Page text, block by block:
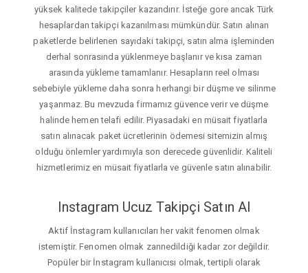
yüksek kalitede takipçiler kazandırır. İsteğe gore ancak Türk
hesaplardan takipçi kazanılması mümkündür. Satın alınan
paketlerde belirlenen sayıdaki takipçi, satın alma işleminden
derhal sonrasında yüklenmeye başlanır ve kısa zaman
arasında yükleme tamamlanır. Hesapların reel olması
sebebiyle yükleme daha sonra herhangi bir düşme ve silinme
yaşanmaz. Bu mevzuda firmamız güvence verir ve düşme
halinde hemen telafi edilir. Piyasadaki en müsait fiyatlarla
satın alınacak paket ücretlerinin ödemesi sitemizin almış
olduğu önlemler yardımıyla son derecede güvenlidir. Kaliteli
hizmetlerimiz en müsait fiyatlarla ve güvenle satın alınabilir.
Instagram Ucuz Takipçi Satın Al
Aktif İnstagram kullanıcıları her vakit fenomen olmak
istemiştir. Fenomen olmak zannedildiği kadar zor değildir.
Popüler bir İnstagram kullanıcısı olmak, tertipli olarak